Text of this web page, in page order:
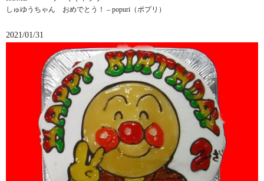
しゅゆうちゃん おめでとう！ – popuri（ポプリ）
2021/01/31